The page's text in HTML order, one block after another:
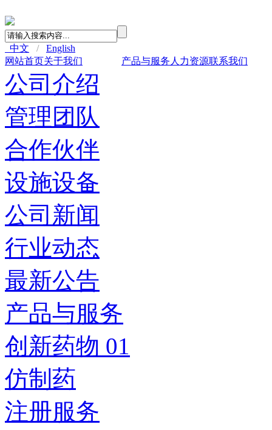
中文 /
English
网站首页关于我们 产品与服务 人力资源联系我们
公司介绍
管理团队
合作伙伴
设施设备
公司新闻
行业动态
最新公告
产品与服务
创新药物 01
仿制药
注册服务